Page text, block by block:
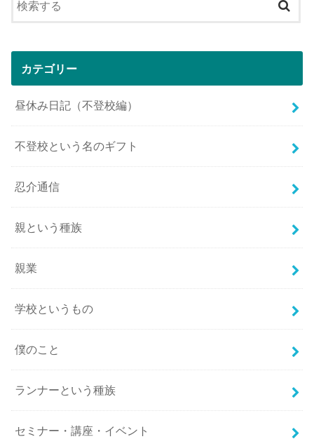
カテゴリー
昼休み日記（不登校編）
不登校という名のギフト
忍介通信
親という種族
親業
学校というもの
僕のこと
ランナーという種族
セミナー・講座・イベント